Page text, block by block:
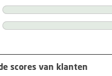
sterren
scores van klanten